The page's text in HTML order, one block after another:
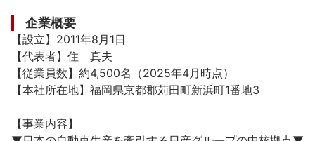
企業概要
【設立】2011年8月1日
【代表者】住　真夫
【従業員数】約4,500名（2025年4月時点）
【本社所在地】福岡県京都郡苅田町新浜町1番地3
【事業内容】